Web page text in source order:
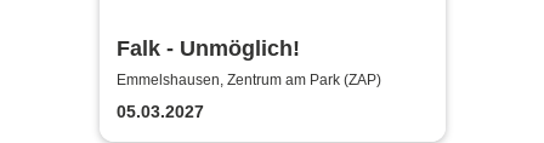
Falk - Unmöglich!
Emmelshausen, Zentrum am Park (ZAP)
05.03.2027